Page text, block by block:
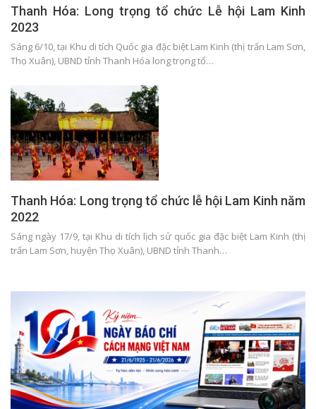
Thanh Hóa: Long trọng tổ chức Lễ hội Lam Kinh
2023
Sáng 6/10, tại Khu di tích Quốc gia đặc biệt Lam Kinh (thị trấn Lam Sơn,
Thọ Xuân), UBND tỉnh Thanh Hóa long trọng tổ…
Thanh Hóa: Long trọng tổ chức lễ hội Lam Kinh năm
2022
Sáng ngày 17/9, tại Khu di tích lịch sử quốc gia đặc biệt Lam Kinh (thị
trấn Lam Sơn, huyện Thọ Xuân), UBND tỉnh Thanh…